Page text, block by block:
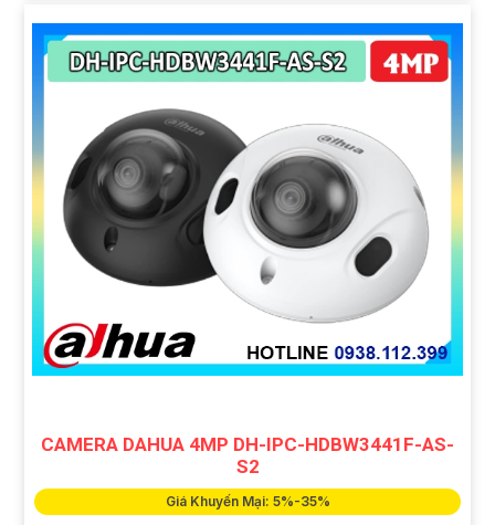
CAMERA DAHUA 4MP DH-IPC-HDBW3441F-AS-
S2
Giá Khuyến Mại: 5%-35%